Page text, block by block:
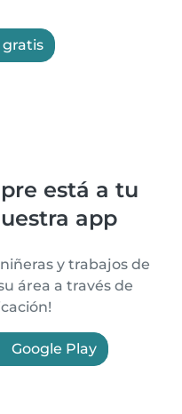
está a tu
app
y trabajos de
área a través de
Google Play